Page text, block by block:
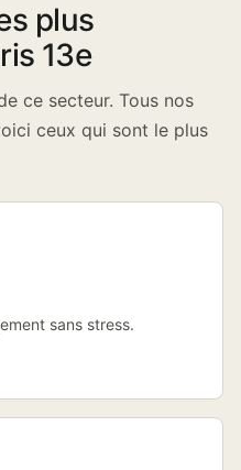
plus
13e
ce secteur. Tous nos
ceux qui sont le plus
sans stress.